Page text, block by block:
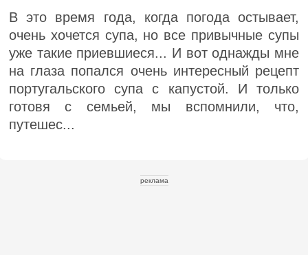
В это время года, когда погода остывает,
очень хочется супа, но все привычные супы
уже такие приевшиеся... И вот однажды мне
на глаза попался очень интересный рецепт
португальского супа с капустой. И только
готовя с семьей, мы вспомнили, что,
путешес...
реклама